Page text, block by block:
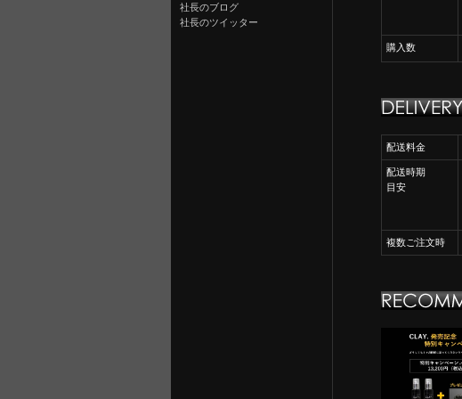
社長のブログ
社長のツイッター
購入数
配送料金
配送時期
目安
複数ご注文時